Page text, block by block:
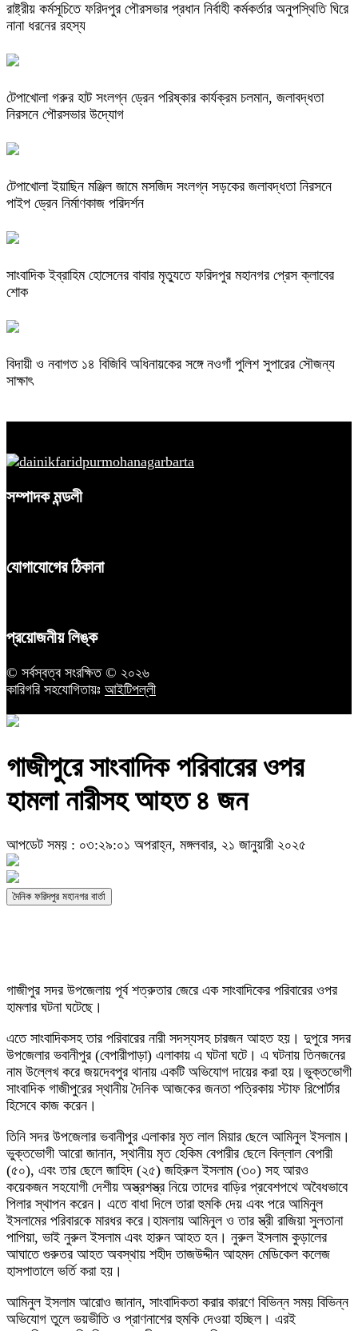
রাষ্ট্রীয় কর্মসূচিতে ফরিদপুর পৌরসভার প্রধান নির্বাহী কর্মকর্তার অনুপস্থিতি ঘিরে
নানা ধরনের রহস্য
টেপাখোলা গরুর হাট সংলগ্ন ড্রেন পরিষ্কার কার্যক্রম চলমান, জলাবদ্ধতা
নিরসনে পৌরসভার উদ্যোগ
টেপাখোলা ইয়াছিন মঞ্জিল জামে মসজিদ সংলগ্ন সড়কের জলাবদ্ধতা নিরসনে
পাইপ ড্রেন নির্মাণকাজ পরিদর্শন
সাংবাদিক ইব্রাহিম হোসেনের বাবার মৃত্যুতে ফরিদপুর মহানগর প্রেস ক্লাবের
শোক
বিদায়ী ও নবাগত ১৪ বিজিবি অধিনায়কের সঙ্গে নওগাঁ পুলিশ সুপারের সৌজন্য
সাক্ষাৎ
সম্পাদক মন্ডলী
যোগাযোগের ঠিকানা
প্রয়োজনীয় লিঙ্ক
© সর্বস্বত্ব সংরক্ষিত © ২০২৬
কারিগরি সহযোগিতায়ঃ আইটিপল্লী
গাজীপুরে সাংবাদিক পরিবারের ওপর
হামলা নারীসহ আহত ৪ জন
আপডেট সময় : ০৩:২৯:০১ অপরাহ্ন, মঙ্গলবার, ২১ জানুয়ারী ২০২৫
দৈনিক ফরিদপুর মহানগর বার্তা
গাজীপুর সদর উপজেলায় পূর্ব শত্রুতার জেরে এক সাংবাদিকের পরিবারের ওপর
হামলার ঘটনা ঘটেছে।
এতে সাংবাদিকসহ তার পরিবারের নারী সদস্যসহ চারজন আহত হয়। দুপুরে সদর
উপজেলার ভবানীপুর (বেপারীপাড়া) এলাকায় এ ঘটনা ঘটে। এ ঘটনায় তিনজনের
নাম উল্লেখ করে জয়দেবপুর থানায় একটি অভিযোগ দায়ের করা হয়।ভুক্তভোগী
সাংবাদিক গাজীপুরের স্থানীয় দৈনিক আজকের জনতা পত্রিকায় স্টাফ রিপোর্টার
হিসেবে কাজ করেন।
তিনি সদর উপজেলার ভবানীপুর এলাকার মৃত লাল মিয়ার ছেলে আমিনুল ইসলাম।
ভুক্তভোগী আরো জানান, স্থানীয় মৃত হেকিম বেপারীর ছেলে বিল্লাল বেপারী
(৫০), এবং তার ছেলে জাহিদ (২৫) জহিরুল ইসলাম (৩০) সহ আরও
কয়েকজন সহযোগী দেশীয় অস্ত্রশস্ত্র নিয়ে তাদের বাড়ির প্রবেশপথে অবৈধভাবে
পিলার স্থাপন করেন। এতে বাধা দিলে তারা হুমকি দেয় এবং পরে আমিনুল
ইসলামের পরিবারকে মারধর করে।হামলায় আমিনুল ও তার স্ত্রী রাজিয়া সুলতানা
পাপিয়া, ভাই নুরুল ইসলাম এবং হারুন আহত হন। নুরুল ইসলাম কুড়ালের
আঘাতে গুরুতর আহত অবস্থায় শহীদ তাজউদ্দীন আহমদ মেডিকেল কলেজ
হাসপাতালে ভর্তি করা হয়।
আমিনুল ইসলাম আরোও জানান, সাংবাদিকতা করার কারণে বিভিন্ন সময় বিভিন্ন
অভিযোগ তুলে ভয়ভীতি ও প্রাণনাশের হুমকি দেওয়া হচ্ছিল। এরই